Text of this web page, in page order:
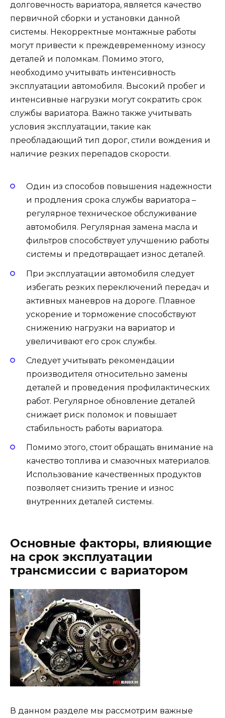
долговечность вариатора, является качество
первичной сборки и установки данной
системы. Некорректные монтажные работы
могут привести к преждевременному износу
деталей и поломкам. Помимо этого,
необходимо учитывать интенсивность
эксплуатации автомобиля. Высокий пробег и
интенсивные нагрузки могут сократить срок
службы вариатора. Важно также учитывать
условия эксплуатации, такие как
преобладающий тип дорог, стили вождения и
наличие резких перепадов скорости.
Один из способов повышения надежности
и продления срока службы вариатора –
регулярное техническое обслуживание
автомобиля. Регулярная замена масла и
фильтров способствует улучшению работы
системы и предотвращает износ деталей.
При эксплуатации автомобиля следует
избегать резких переключений передач и
активных маневров на дороге. Плавное
ускорение и торможение способствуют
снижению нагрузки на вариатор и
увеличивают его срок службы.
Следует учитывать рекомендации
производителя относительно замены
деталей и проведения профилактических
работ. Регулярное обновление деталей
снижает риск поломок и повышает
стабильность работы вариатора.
Помимо этого, стоит обращать внимание на
качество топлива и смазочных материалов.
Использование качественных продуктов
позволяет снизить трение и износ
внутренних деталей системы.
Основные факторы, влияющие
на срок эксплуатации
трансмиссии с вариатором
В данном разделе мы рассмотрим важные